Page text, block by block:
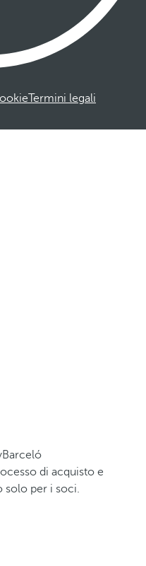
Termini legali
di acquisto e
solo per i soci.